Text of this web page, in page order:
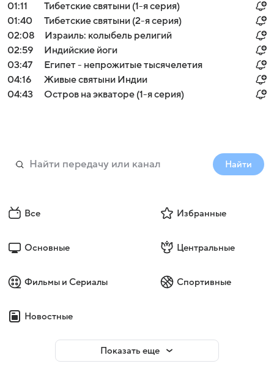
01:11
Тибетские святыни (1-я серия)
01:40
Тибетские святыни (2-я серия)
02:08
Израиль: колыбель религий
02:59
Индийские йоги
03:47
Египет - непрожитые тысячелетия
04:16
Живые святыни Индии
04:43
Остров на экваторе (1-я серия)
Найти
Все Избранные
Основные Центральные
Фильмы и Сериалы Спортивные
Новостные
Показать еще